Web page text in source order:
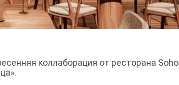
коллаборация от ресторана Soho